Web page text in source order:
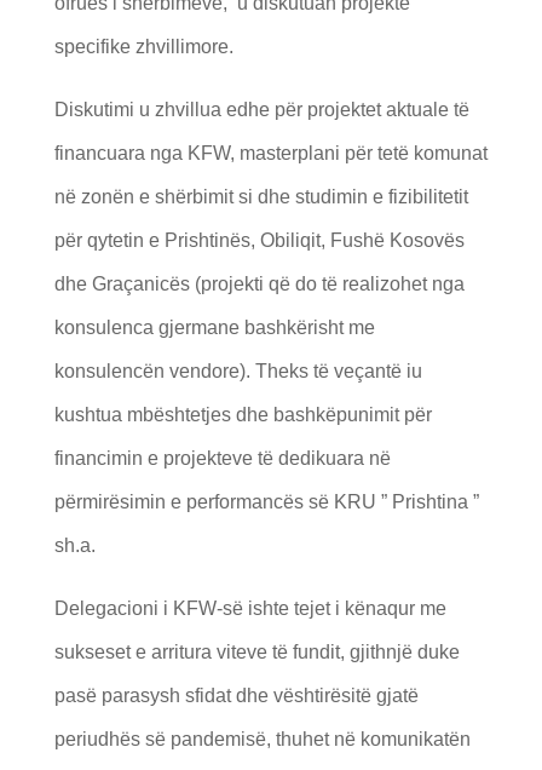
specifike zhvillimore.
Diskutimi u zhvillua edhe për projektet aktuale të
financuara nga KFW, masterplani për tetë komunat
në zonën e shërbimit si dhe studimin e fizibilitetit
për qytetin e Prishtinës, Obiliqit, Fushë Kosovës
dhe Graçanicës (projekti që do të realizohet nga
konsulenca gjermane bashkërisht me
konsulencën vendore). Theks të veçantë iu
kushtua mbështetjes dhe bashkëpunimit për
financimin e projekteve të dedikuara në
përmirësimin e performancës së KRU ” Prishtina ”
sh.a.
Delegacioni i KFW-së ishte tejet i kënaqur me
sukseset e arritura viteve të fundit, gjithnjë duke
pasë parasysh sfidat dhe vështirësitë gjatë
periudhës së pandemisë, thuhet në komunikatën